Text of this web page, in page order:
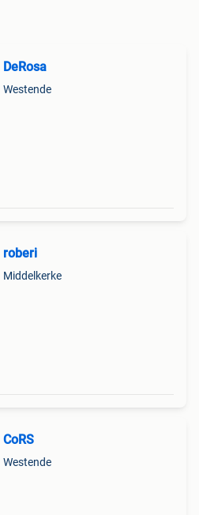
DeRosa
Westende
roberi
Middelkerke
CoRS
Westende